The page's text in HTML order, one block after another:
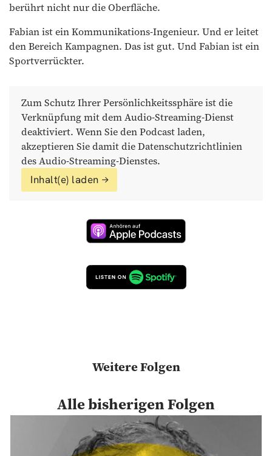
berührt nicht nur die Oberfläche.
Fabian ist ein Kommunikations-Ingenieur. Und er leitet
den Bereich Kampagnen. Das ist gut. Und Fabian ist ein
Sportverrückter.
Zum Schutz Ihrer Persönlichkeitssphäre ist die
Verknüpfung mit dem Audio-Streaming-Dienst
deaktiviert. Wenn Sie den Podcast laden,
akzeptieren Sie damit dieDatenschutzrichtlinien
des Audio-Streaming-Dienstes.
Inhalt(e) laden
Weitere Folgen
Alle bisherigen Folgen
CONTENT MARKETING